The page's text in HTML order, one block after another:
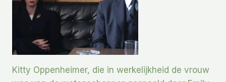
Kitty Oppenheimer, die in werkelijkheid de vrouw